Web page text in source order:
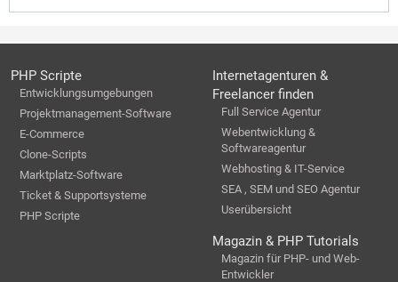
PHP Scripte
Entwicklungsumgebungen
Projektmanagement-Software
E-Commerce
Clone-Scripts
Marktplatz-Software
Ticket & Supportsysteme
PHP Scripte
Internetagenturen &
Freelancer finden
Full Service Agentur
Webentwicklung &
Softwareagentur
Webhosting & IT-Service
SEA , SEM und SEO Agentur
Userübersicht
Magazin & PHP Tutorials
Magazin für PHP- und Web-
Entwickler